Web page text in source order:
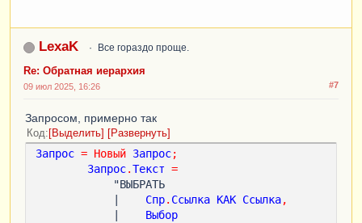
LexaK Все гораздо проще.
Re: Обратная иерархия
#7
09 июл 2025, 16:26
Запросом, примерно так
Код Выделить Развернуть
Запрос = Новый Запрос;
Запрос.Текст =
"ВЫБРАТЬ
Спр. Ссылка КАК Ссылка,
Выбор